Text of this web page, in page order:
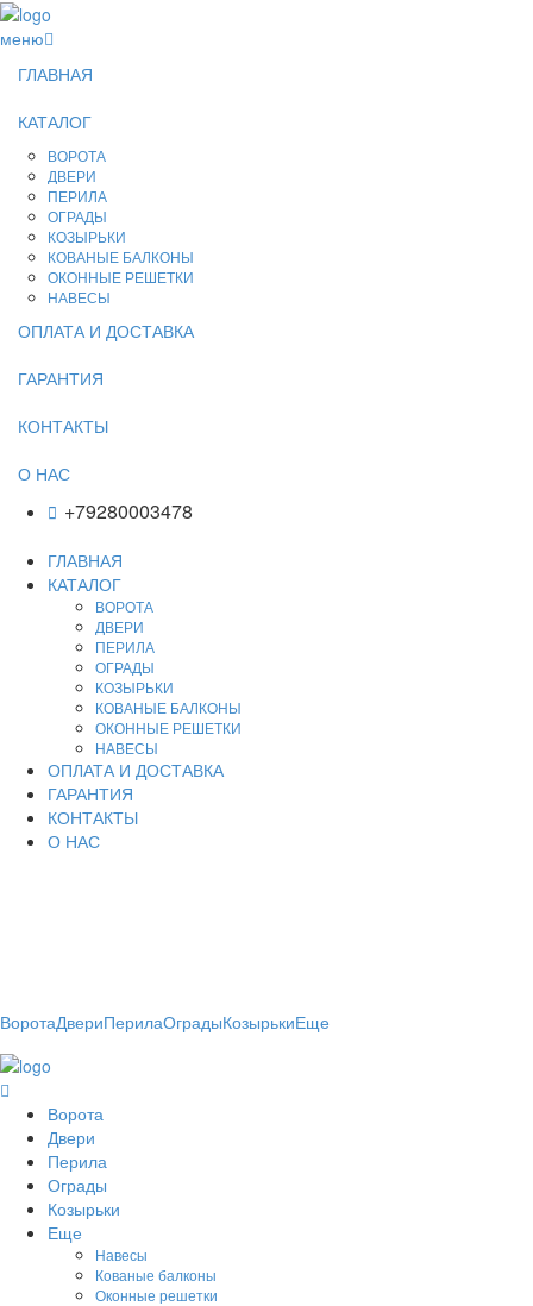
меню
ГЛАВНАЯ
КАТАЛОГ
ВОРОТА
ДВЕРИ
ПЕРИЛА
ОГРАДЫ
КОЗЫРЬКИ
КОВАНЫЕ БАЛКОНЫ
ОКОННЫЕ РЕШЕТКИ
НАВЕСЫ
ОПЛАТА И ДОСТАВКА
ГАРАНТИЯ
КОНТАКТЫ
О НАС
+79280003478
ГЛАВНАЯ
КАТАЛОГ
ВОРОТА
ДВЕРИ
ПЕРИЛА
ОГРАДЫ
КОЗЫРЬКИ
КОВАНЫЕ БАЛКОНЫ
ОКОННЫЕ РЕШЕТКИ
НАВЕСЫ
ОПЛАТА И ДОСТАВКА
ГАРАНТИЯ
КОНТАКТЫ
О НАС
ВоротаДвериПерилаОградыКозырькиЕще
Ворота
Двери
Перила
Ограды
Козырьки
Еще
Навесы
Кованые балконы
Оконные решетки